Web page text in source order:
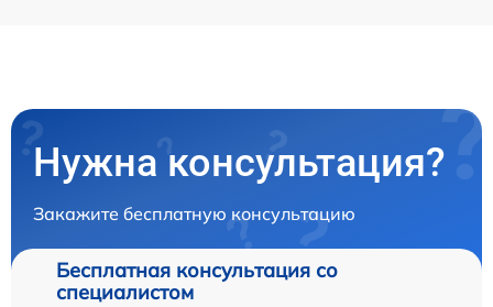
Нужна консультация?
Закажите бесплатную консультацию
Бесплатная консультация со
специалистом